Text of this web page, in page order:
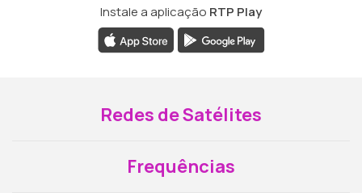
Instale a aplicação RTP Play
Redes de Satélites
Frequências